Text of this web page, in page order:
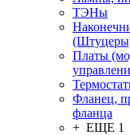
ТЭНы
Платы
Фланец,
фланца
+ ЕЩЕ 1